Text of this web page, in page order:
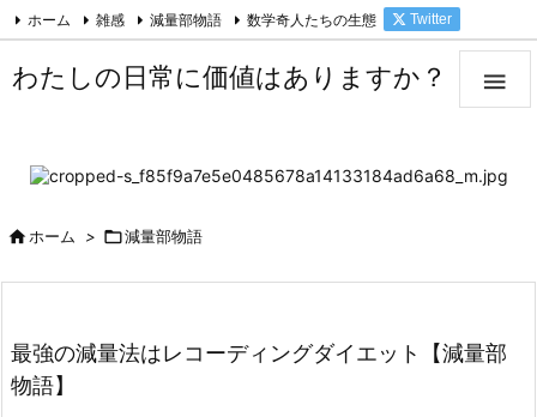

ホーム 雑感 減量部物語 数学奇人たちの生態 Twitter
わたしの日常に価値はありますか？
ホーム > 減量部物語
最強の減量法はレコーディングダイエット【減量部
物語】